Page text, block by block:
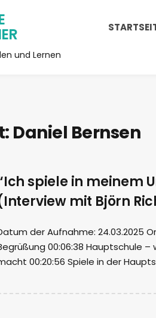
und Lernen
Daniel Bernsen
spiele in meinem
mit Björn
der Aufnahme: 24.03.2025
00:06:38 Hauptschule
00:20:56 Spiele in der